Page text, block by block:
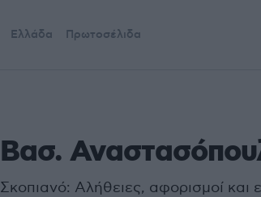
Ελλάδα Πρωτοσέλιδα
Βασ.
Σκοπιανό: Αλήθειες, αφορισμοί και